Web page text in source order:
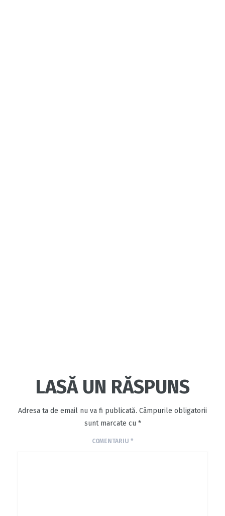
LASĂ UN RĂSPUNS
Adresa ta de email nu va fi publicată. Câmpurile obligatorii
sunt marcate cu *
COMENTARIU *